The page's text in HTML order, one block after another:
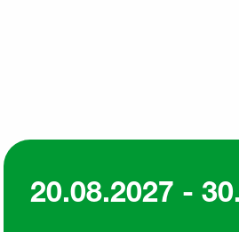
20.08.2027 -